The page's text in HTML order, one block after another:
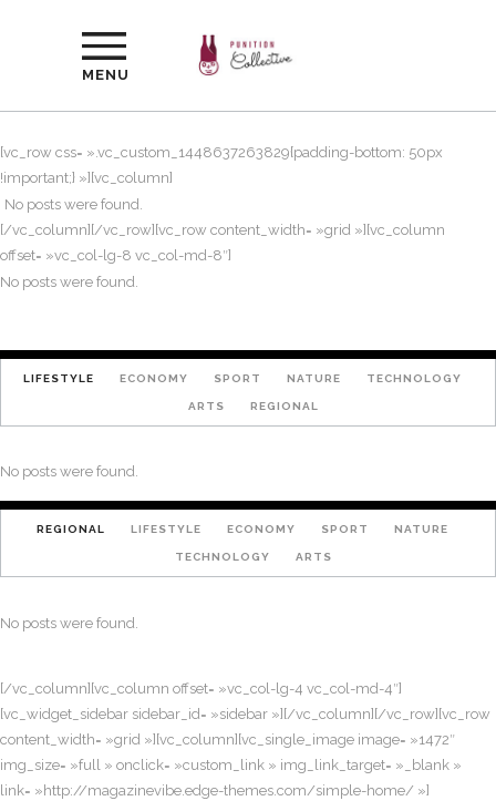
MENU
[vc_row css= ».vc_custom_1448637263829{padding-bottom: 50px
!important;} »][vc_column]
No posts were found.
[/vc_column][/vc_row][vc_row content_width= »grid »][vc_column
offset= »vc_col-lg-8 vc_col-md-8″]
No posts were found.
LIFESTYLE ECONOMY SPORT NATURE TECHNOLOGY
ARTS REGIONAL
No posts were found.
REGIONAL LIFESTYLE ECONOMY SPORT NATURE
TECHNOLOGY ARTS
No posts were found.
[/vc_column][vc_column offset= »vc_col-lg-4 vc_col-md-4″]
[vc_widget_sidebar sidebar_id= »sidebar »][/vc_column][/vc_row][vc_row
content_width= »grid »][vc_column][vc_single_image image= »1472″
img_size= »full » onclick= »custom_link » img_link_target= »_blank »
link= »http://magazinevibe.edge-themes.com/simple-home/ »]